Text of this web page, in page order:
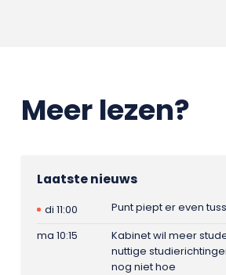
Meer lezen?
Laatste nieuws
di 11:00
Punt piept er even
ma 10:15
Kabinet wil meer
nuttige
nog niet hoe